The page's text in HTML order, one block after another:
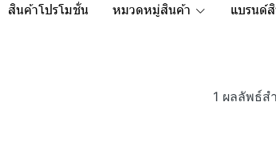
สินค้าโปรโมชั่น หมวดหมู่สินค้า แบรนด์
1 ผลลัพธ์ส